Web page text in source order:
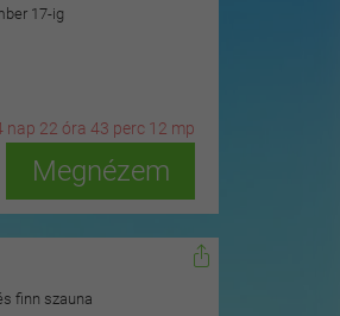
17-ig
nap 22 óra 43 perc 10 mp
Megnézem
finn szauna